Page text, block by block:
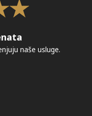
naše usluge.